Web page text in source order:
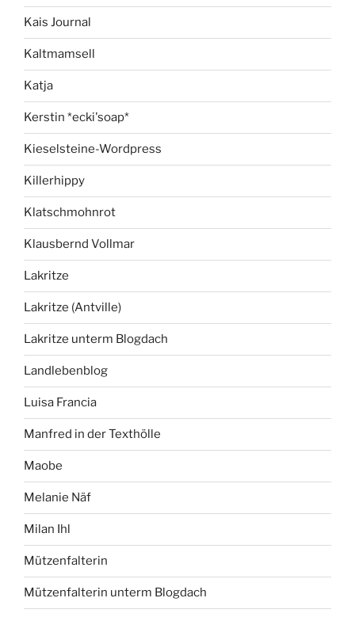
Kais Journal
Kaltmamsell
Katja
Kerstin *ecki'soap*
Kieselsteine-Wordpress
Killerhippy
Klatschmohnrot
Klausbernd Vollmar
Lakritze
Lakritze (Antville)
Lakritze unterm Blogdach
Landlebenblog
Luisa Francia
Manfred in der Texthölle
Maobe
Melanie Näf
Milan Ihl
Mützenfalterin
Mützenfalterin unterm Blogdach